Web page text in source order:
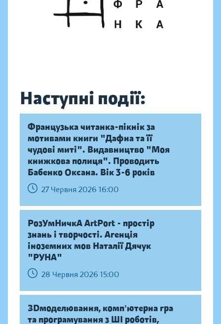
Наступні події:
Французька читанка-пікнік за
мотивами книги "Дафна та її
чудові миті". Видавництво "Моя
книжкова полиця". Проводить
Бабенко Оксана. Вік 3-6 років
27 Червня 2026 16:00
РозУмНичкА ArtPort - простір
знань і творчості. Агенція
іноземних мов Наталії Дячук
"РУНА"
28 Червня 2026 15:00
ЗDмоделювання, компʼютерна гра
та програмування з ШІ роботів,